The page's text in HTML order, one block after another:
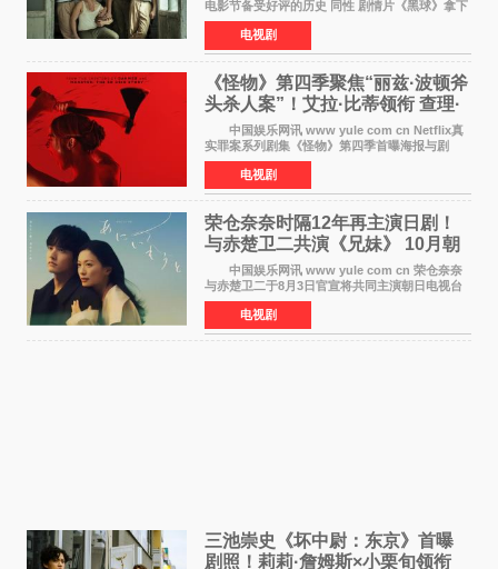
电影节备受好评的历史 同性 剧情片《黑球》拿下
Netflix美国发行电影的最长院线放映期——该片
最新定档今年10月16日美国影院上映（此前定档
11月6日，如
电视剧
《怪物》第四季聚焦“丽兹·波顿斧
头杀人案”！艾拉·比蒂领衔 查理·
汉纳姆、莎拉·保
中国娱乐网讯 www yule com cn Netflix真
实罪案系列剧集《怪物》第四季首曝海报与剧
照，聚焦鹅妈妈童谣亦有记载的著名血腥杀人案
——丽兹·波顿砍死生父与继母案。 本季由艾
拉·比蒂饰
电视剧
荣仓奈奈时隔12年再主演日剧！
与赤楚卫二共演《兄妹》 10月朝
日新档开播
中国娱乐网讯 www yule com cn 荣仓奈奈
与赤楚卫二于8月3日官宣将共同主演朝日电视台
日剧《兄妹》（10月开播，每周六晚10点播
出）。这也是荣仓奈奈继TBS剧集《为了N》之
后，暌违12年再度担
电视剧
三池崇史《坏中尉：东京》首曝
剧照！莉莉·詹姆斯×小栗旬领衔